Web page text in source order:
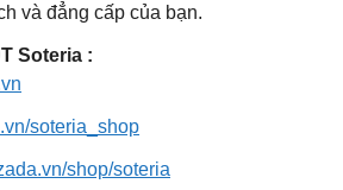
và đẳng cấp của bạn.
Soteria :
soteria_shop
shop/soteria